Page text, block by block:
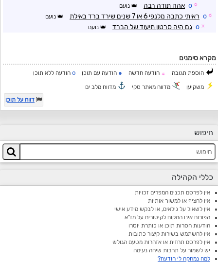
☼
o אהה תודה רבה נועם
☼
o ראיתי כתבה מלנפי 6 או 7 שנים שירד ברד באילת נועם
☼
o גם היה סרטון תיעוד של הברד נועם
מקרא סימנים
הוספת תגובה ☼ הודעה חדשה ● הודעה עם תוכן o הודעה ללא תוכן
משקיען מדווח מאתר סקי
מדווח מלב ים
דווח על תוכן
חיפוש
כללי הקהילה
אין לפרסם תכנים המפרים זכויות
אין להציף או למשוך אותיות
אין לשאול על גילאים, או לבקש מידע אישי
הפורום אינו המקום לקיטורים על מז"א
הודעות חסרות תוכן או כותרת יוסרו
אין להשתמש בשירות קיצור כתובות
אין לפרסם תחזית או אזהרות מטעם הגולש
יש לשמור על תרבות שיחה נעימה
למה נמחקה לי הודעה?